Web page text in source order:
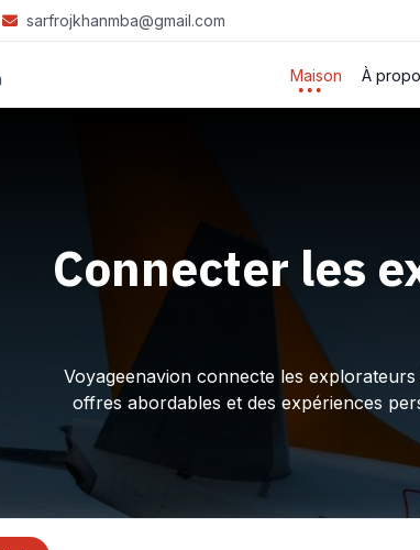
sarfrojkhanmba@gmail.com
Maison À
Connecter les
Voyageenavion connecte les
offres abordables et des expériences